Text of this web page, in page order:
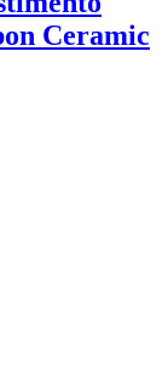
Ceramic